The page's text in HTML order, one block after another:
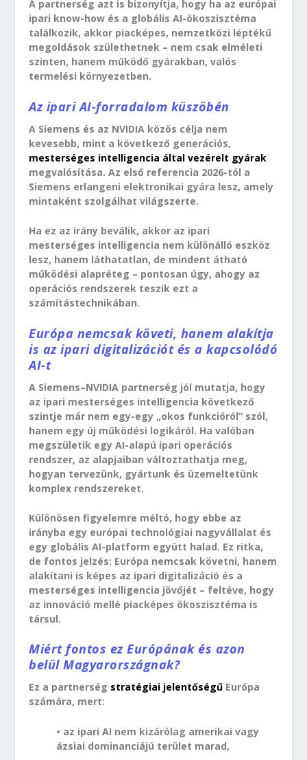
A partnerség azt is bizonyítja, hogy ha az európai
ipari know-how és a globális AI-ökoszisztéma
találkozik, akkor piacképes, nemzetközi léptékű
megoldások születhetnek – nem csak elméleti
szinten, hanem működő gyárakban, valós
termelési környezetben.
Az ipari AI-forradalom küszöbén
A Siemens és az NVIDIA közös célja nem
kevesebb, mint a következő generációs,
mesterséges intelligencia által vezérelt gyárak
megvalósítása. Az első referencia 2026-tól a
Siemens erlangeni elektronikai gyára lesz, amely
mintaként szolgálhat világszerte.
Ha ez az irány beválik, akkor az ipari
mesterséges intelligencia nem különálló eszköz
lesz, hanem láthatatlan, de mindent átható
működési alapréteg – pontosan úgy, ahogy az
operációs rendszerek teszik ezt a
számítástechnikában.
Európa nemcsak követi, hanem alakítja
is az ipari digitalizációt és a kapcsolódó
AI-t
A Siemens–NVIDIA partnerség jól mutatja, hogy
az ipari mesterséges intelligencia következő
szintje már nem egy-egy „okos funkcióról” szól,
hanem egy új működési logikáról. Ha valóban
megszületik egy AI-alapú ipari operációs
rendszer, az alapjaiban változtathatja meg,
hogyan tervezünk, gyártunk és üzemeltetünk
komplex rendszereket.
Különösen figyelemre méltó, hogy ebbe az
irányba egy európai technológiai nagyvállalat és
egy globális AI-platform együtt halad. Ez ritka,
de fontos jelzés: Európa nemcsak követni, hanem
alakítani is képes az ipari digitalizáció és a
mesterséges intelligencia jövőjét – feltéve, hogy
az innováció mellé piacképes ökoszisztéma is
társul.
Miért fontos ez Európának és azon
belül Magyarországnak?
Ez a partnerség stratégiai jelentőségű Európa
számára, mert:
• az ipari AI nem kizárólag amerikai vagy
ázsiai dominanciájú terület marad,